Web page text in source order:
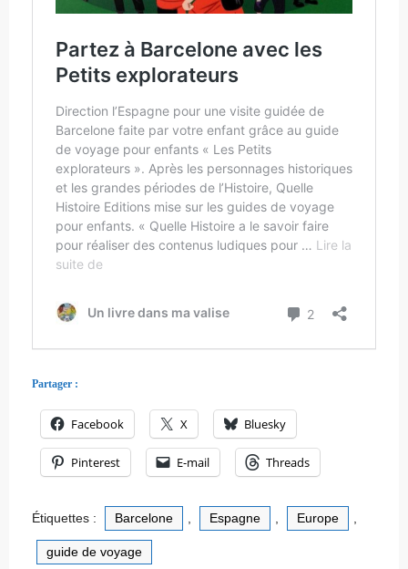
Partager :
Facebook X Bluesky
Pinterest E-mail Threads
Étiquettes : Barcelone Espagne Europe
guide de voyage